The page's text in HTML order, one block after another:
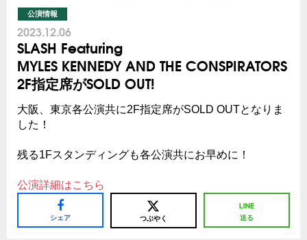
公演情報
2023.12.06
SLASH Featuring
MYLES KENNEDY AND THE CONSPIRATORS
2F指定席がSOLD OUT!
大阪、東京各公演共に2F指定席がSOLD OUTとなりま
した！
残る1Fスタンディングも各公演共にお早めに！
公演詳細はこちら
シェア つぶやく 送る